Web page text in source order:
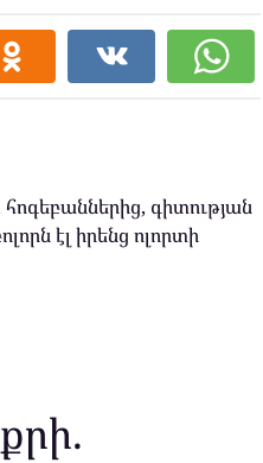
գիտության
էլ իրենց ոլորտի